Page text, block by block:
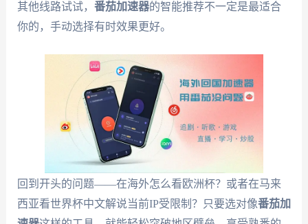
其他线路试试， 番茄加速器的智能推荐不一定是最适合
你的，手动选择有时效果更好。
回到开头的问题——在海外怎么看欧洲杯？或者在马来
西亚看世界杯中文解说当前IP受限制？只要选对像番茄加